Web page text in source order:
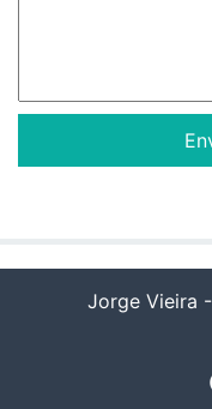
Jorge Vieira